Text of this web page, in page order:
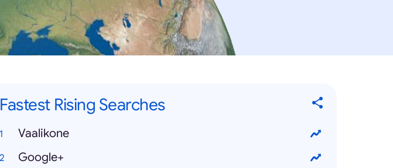
Fastest Rising Searches
Vaalikone
Google+